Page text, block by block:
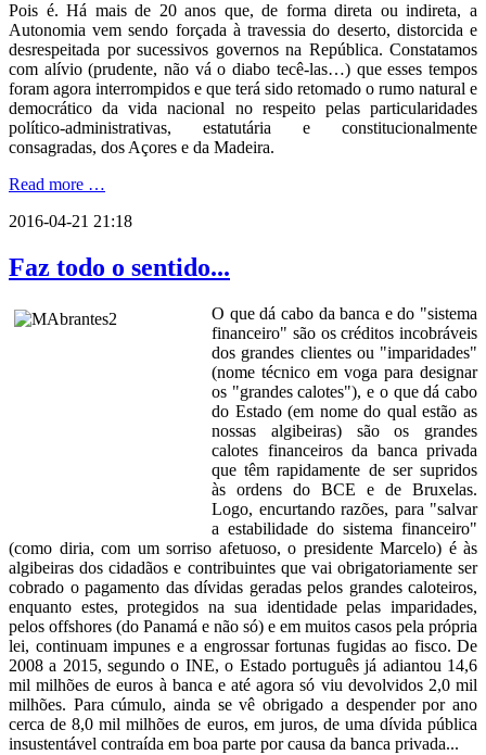
Pois é. Há mais de 20 anos que, de forma direta ou indireta, a
Autonomia vem sendo forçada à travessia do deserto, distorcida e
desrespeitada por sucessivos governos na República. Constatamos
com alívio (prudente, não vá o diabo tecê-las…) que esses tempos
foram agora interrompidos e que terá sido retomado o rumo natural e
democrático da vida nacional no respeito pelas particularidades
político-administrativas, estatutária e constitucionalmente
consagradas, dos Açores e da Madeira.
Read more …
2016-04-21 21:18
Faz todo o sentido...
O que dá cabo da banca e do "sistema
financeiro" são os créditos incobráveis
dos grandes clientes ou "imparidades"
(nome técnico em voga para designar
os "grandes calotes"), e o que dá cabo
do Estado (em nome do qual estão as
nossas algibeiras) são os grandes
calotes financeiros da banca privada
que têm rapidamente de ser supridos
às ordens do BCE e de Bruxelas.
Logo, encurtando razões, para "salvar
a estabilidade do sistema financeiro"
(como diria, com um sorriso afetuoso, o presidente Marcelo) é às
algibeiras dos cidadãos e contribuintes que vai obrigatoriamente ser
cobrado o pagamento das dívidas geradas pelos grandes caloteiros,
enquanto estes, protegidos na sua identidade pelas imparidades,
pelos offshores (do Panamá e não só) e em muitos casos pela própria
lei, continuam impunes e a engrossar fortunas fugidas ao fisco. De
2008 a 2015, segundo o INE, o Estado português já adiantou 14,6
mil milhões de euros à banca e até agora só viu devolvidos 2,0 mil
milhões. Para cúmulo, ainda se vê obrigado a despender por ano
cerca de 8,0 mil milhões de euros, em juros, de uma dívida pública
insustentável contraída em boa parte por causa da banca privada...